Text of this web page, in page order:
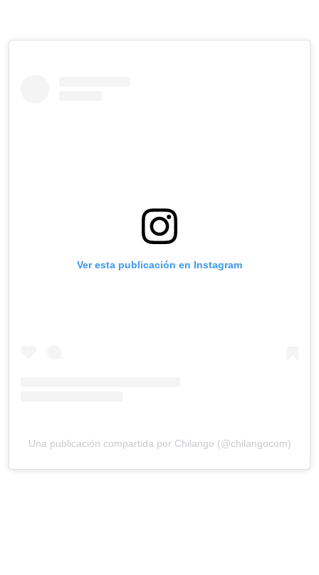
Ver esta publicación en Instagram
Una publicación compartida por Chilango (@chilangocom)